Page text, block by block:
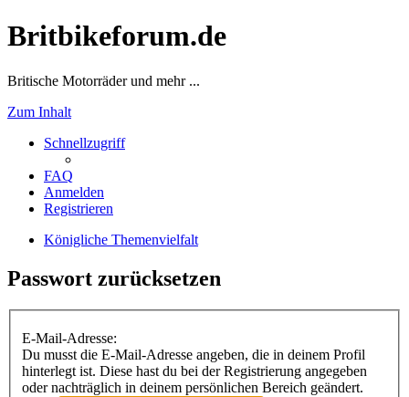
Britbikeforum.de
Britische Motorräder und mehr ...
Zum Inhalt
Schnellzugriff
FAQ
Anmelden
Registrieren
Königliche Themenvielfalt
Passwort zurücksetzen
E-Mail-Adresse:
Du musst die E-Mail-Adresse angeben, die in deinem Profil
hinterlegt ist. Diese hast du bei der Registrierung angegeben
oder nachträglich in deinem persönlichen Bereich geändert.